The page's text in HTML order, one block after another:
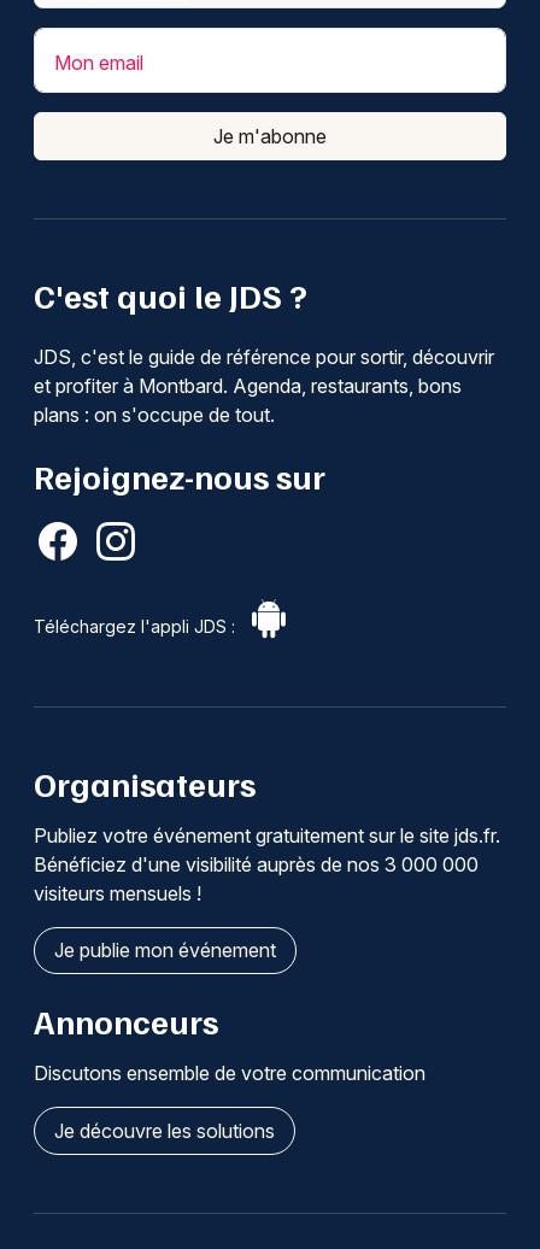
C'est quoi le JDS ?
JDS, c'est le guide de référence pour sortir, découvrir
et profiter à Montbard. Agenda, restaurants, bons
plans : on s'occupe de tout.
Rejoignez-nous sur
Téléchargez l'appli JDS :
Mon email
Je m'abonne
Organisateurs
Publiez votre événement gratuitement sur le site jds.fr.
Bénéficiez d'une visibilité auprès de nos 3 000 000
visiteurs mensuels !
Je publie mon événement
Annonceurs
Discutons ensemble de votre communication
Je découvre les solutions